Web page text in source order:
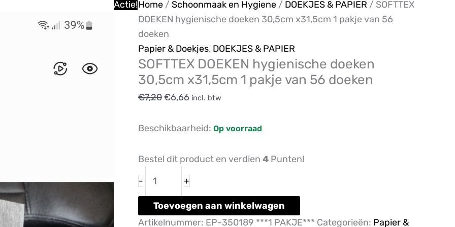
Actie!Home / Schoonmaak en Hygiene / DOEKJES & PAPIER / SOFTTEX
DOEKEN hygienische doeken 30,5cm x31,5cm 1 pakje van 56
doeken
Papier & Doekjes, DOEKJES & PAPIER
SOFTTEX DOEKEN hygienische doeken
30,5cm x31,5cm 1 pakje van 56 doeken
€7,20
Oorspronkelijke
prijs
was:
€7,20.
€6,66
Huidige
prijs
€6,66.
incl. btw
Beschikbaarheid: Op voorraad
Bestel dit product en verdien 4 Punten!
-
SOFTTEX
DOEKEN
hygienische
doeken
30,5cm
x31,5cm
1
aantal
+
Toevoegen aan winkelwagen
Artikelnummer: EP-350189 ***1 PAKJE*** Categorieën: Papier &